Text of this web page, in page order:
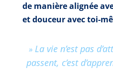
de manière alignée
et douceur avec toi-
» La vie n’est pas
passent, c’est